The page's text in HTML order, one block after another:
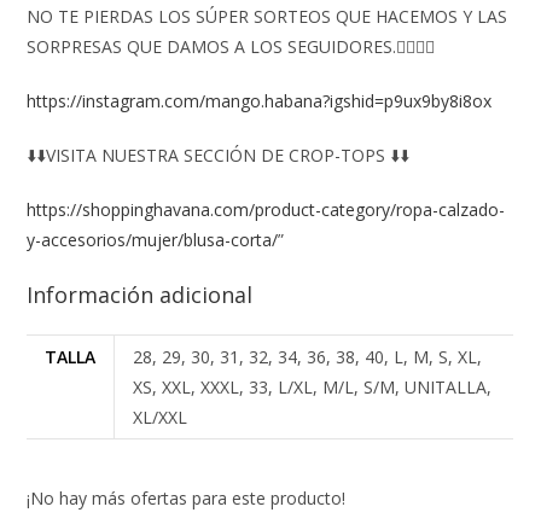
NO TE PIERDAS LOS SÚPER SORTEOS QUE HACEMOS Y LAS
SORPRESAS QUE DAMOS A LOS SEGUIDORES.👇🏻👇🏻
https://instagram.com/mango.habana?igshid=p9ux9by8i8ox
⬇️⬇️VISITA NUESTRA SECCIÓN DE CROP-TOPS ⬇️⬇️
https://shoppinghavana.com/product-category/ropa-calzado-
y-accesorios/mujer/blusa-corta/”
Información adicional
TALLA
28, 29, 30, 31, 32, 34, 36, 38, 40, L, M, S, XL,
XS, XXL, XXXL, 33, L/XL, M/L, S/M, UNITALLA,
XL/XXL
¡No hay más ofertas para este producto!